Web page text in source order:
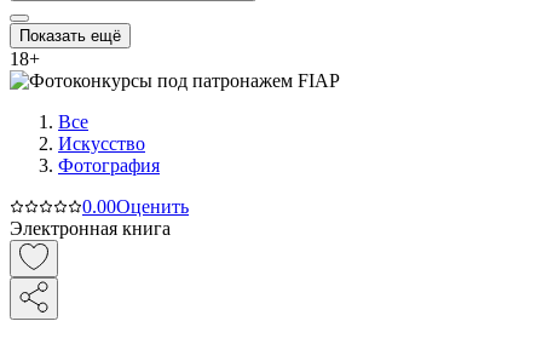
Показать ещё
18+
Все
Искусство
Фотография
0.00Оценить
Электронная книга